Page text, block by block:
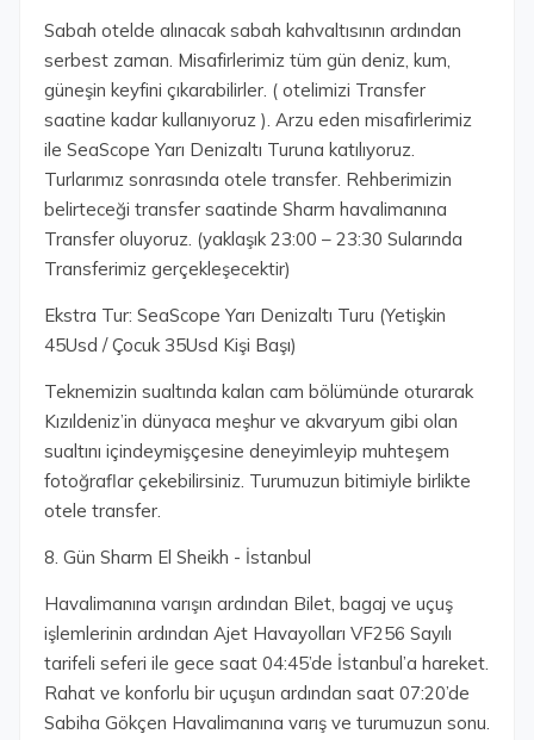
Sabah otelde alınacak sabah kahvaltısının ardından
serbest zaman. Misafirlerimiz tüm gün deniz, kum,
güneşin keyfini çıkarabilirler. ( otelimizi Transfer
saatine kadar kullanıyoruz ). Arzu eden misafirlerimiz
ile SeaScope Yarı Denizaltı Turuna katılıyoruz.
Turlarımız sonrasında otele transfer. Rehberimizin
belirteceği transfer saatinde Sharm havalimanına
Transfer oluyoruz. (yaklaşık 23:00 – 23:30 Sularında
Transferimiz gerçekleşecektir)
Ekstra Tur: SeaScope Yarı Denizaltı Turu (Yetişkin
45Usd / Çocuk 35Usd Kişi Başı)
Teknemizin sualtında kalan cam bölümünde oturarak
Kızıldeniz’in dünyaca meşhur ve akvaryum gibi olan
sualtını içindeymişçesine deneyimleyip muhteşem
fotoğraflar çekebilirsiniz. Turumuzun bitimiyle birlikte
otele transfer.
8. Gün Sharm El Sheikh - İstanbul
Havalimanına varışın ardından Bilet, bagaj ve uçuş
işlemlerinin ardından Ajet Havayolları VF256 Sayılı
tarifeli seferi ile gece saat 04:45’de İstanbul’a hareket.
Rahat ve konforlu bir uçuşun ardından saat 07:20’de
Sabiha Gökçen Havalimanına varış ve turumuzun sonu.